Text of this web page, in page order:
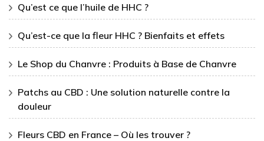
Qu’est ce que l’huile de HHC ?
Qu’est-ce que la fleur HHC ? Bienfaits et effets
Le Shop du Chanvre : Produits à Base de Chanvre
Patchs au CBD : Une solution naturelle contre la
douleur
Fleurs CBD en France – Où les trouver ?